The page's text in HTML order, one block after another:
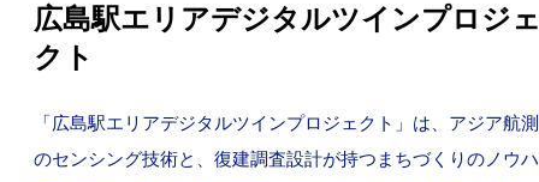
広島駅エリアデジタルツインプロジ
クト
「広島駅エリアデジタルツインプロジェクト」は、アジア航測
のセンシング技術と、復建調査設計が持つまちづくりのノウハ